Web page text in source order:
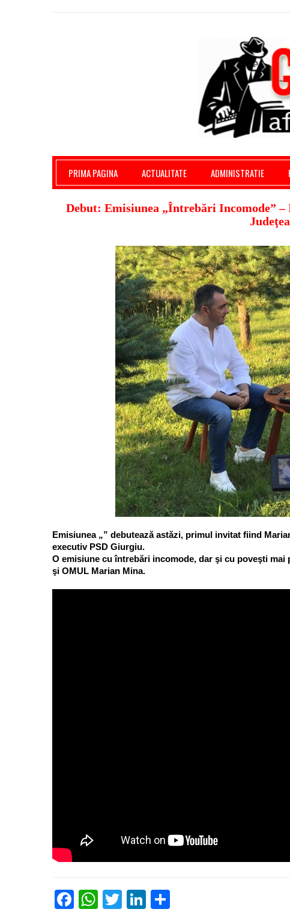
Giurgiu Pe Surse – actualitate giurgiu,
PRIMA PAGINA
ACTUALITATE ADMINISTRATIE
Debut: Emisiunea „Întrebări Incomode”
Emisiunea „” debutează astăzi, primul invitat fiind
executiv PSD Giurgiu.
O emisiune cu întrebări incomode, dar şi cu poveşti
şi OMUL Marian Mina.
Facebook
WhatsApp
TwitterLinkedIn